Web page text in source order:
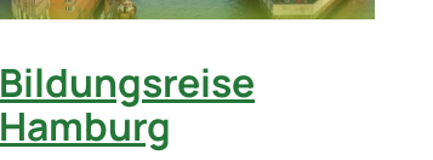
Bildungsreise
Hamburg